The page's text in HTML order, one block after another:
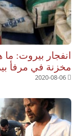
انفجار بيروت:
مخزنة في مرفأ
2020-08-06